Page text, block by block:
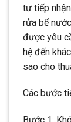
tư tiếp
rửa bể
được yêu
hệ đến
sao cho
Các bước